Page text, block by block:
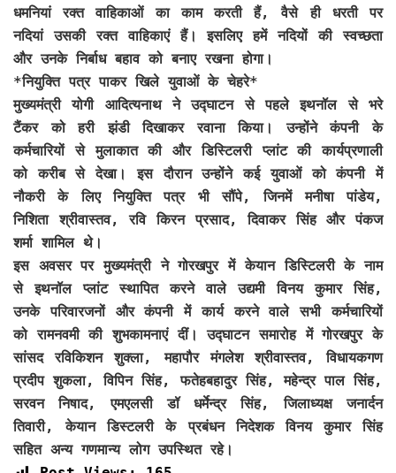
धमनियां रक्त वाहिकाओं का काम करती हैं, वैसे ही धरती पर
नदियां उसकी रक्त वाहिकाएं हैं। इसलिए हमें नदियों की स्वच्छता
और उनके निर्बाध बहाव को बनाए रखना होगा।
*नियुक्ति पत्र पाकर खिले युवाओं के चेहरे*
मुख्यमंत्री योगी आदित्यनाथ ने उद्घाटन से पहले इथनॉल से भरे
टैंकर को हरी झंडी दिखाकर रवाना किया। उन्होंने कंपनी के
कर्मचारियों से मुलाकात की और डिस्टिलरी प्लांट की कार्यप्रणाली
को करीब से देखा। इस दौरान उन्होंने कई युवाओं को कंपनी में
नौकरी के लिए नियुक्ति पत्र भी सौंपे, जिनमें मनीषा पांडेय,
निशिता श्रीवास्तव, रवि किरन प्रसाद, दिवाकर सिंह और पंकज
शर्मा शामिल थे।
इस अवसर पर मुख्यमंत्री ने गोरखपुर में केयान डिस्टिलरी के नाम
से इथनॉल प्लांट स्थापित करने वाले उद्यमी विनय कुमार सिंह,
उनके परिवारजनों और कंपनी में कार्य करने वाले सभी कर्मचारियों
को रामनवमी की शुभकामनाएं दीं। उद्घाटन समारोह में गोरखपुर के
सांसद रविकिशन शुक्ला, महापौर मंगलेश श्रीवास्तव, विधायकगण
प्रदीप शुकला, विपिन सिंह, फतेहबहादुर सिंह, महेन्द्र पाल सिंह,
सरवन निषाद, एमएलसी डॉ धर्मेन्द्र सिंह, जिलाध्यक्ष जनार्दन
तिवारी, केयान डिस्टलरी के प्रबंधन निदेशक विनय कुमार सिंह
सहित अन्य गणमान्य लोग उपस्थित रहे।